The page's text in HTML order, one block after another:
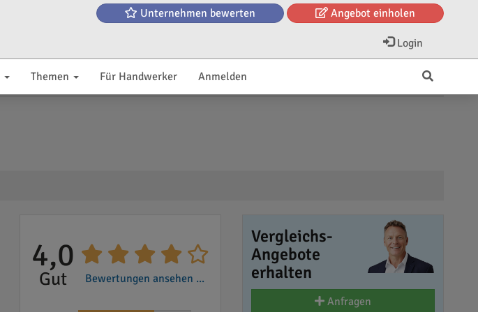
Unternehmen bewerten Angebot einholen
Login
Themen Für Handwerker Anmelden
4,0
Gut Bewertungen ansehen ...
Vergleichs-
Angebote
erhalten
Anfragen